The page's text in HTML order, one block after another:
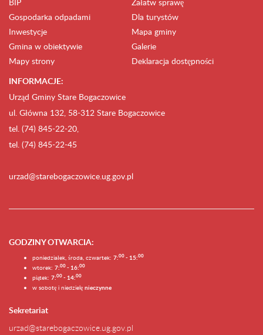
Gospodarka odpadami
Dla turystów
Inwestycje
Mapa gminy
Gmina w obiektywie
Galerie
Mapy strony
Deklaracja dostępności
INFORMACJE:
Urząd Gminy Stare Bogaczowice
ul. Główna 132, 58-312 Stare Bogaczowice
tel. (74) 845-22-20,
tel. (74) 845-22-45
urzad@starebogaczowice.ug.gov.pl
GODZINY OTWARCIA:
poniedziałek, środa, czwartek: 7:00 - 15:00
wtorek: 7:00 - 16:00
piątek: 7:00 - 14:00
w sobotę i niedzielę nieczynne
Sekretariat
urzad@starebogaczowice.ug.gov.pl